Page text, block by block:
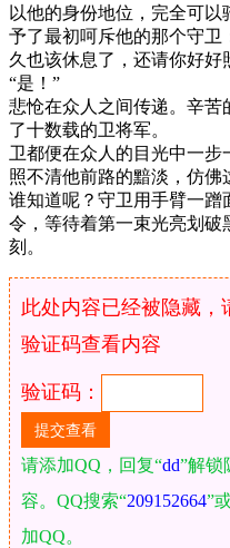
以他的身份地位，完全可
予了最初呵斥他的那个守卫
久也该休息了，还请你好好
“是！”
悲怆在众人之间传递。辛
了十数载的卫将军。
卫都便在众人的目光中一
照不清他前路的黯淡，仿佛
谁知道呢？守卫用手臂一
令，等待着第一束光亮划破
刻。
此处内容已经被隐藏，
验证码查看内容
验证码：
请添加QQ，回复“dd”解锁
容。QQ搜索“209152664”
加QQ。